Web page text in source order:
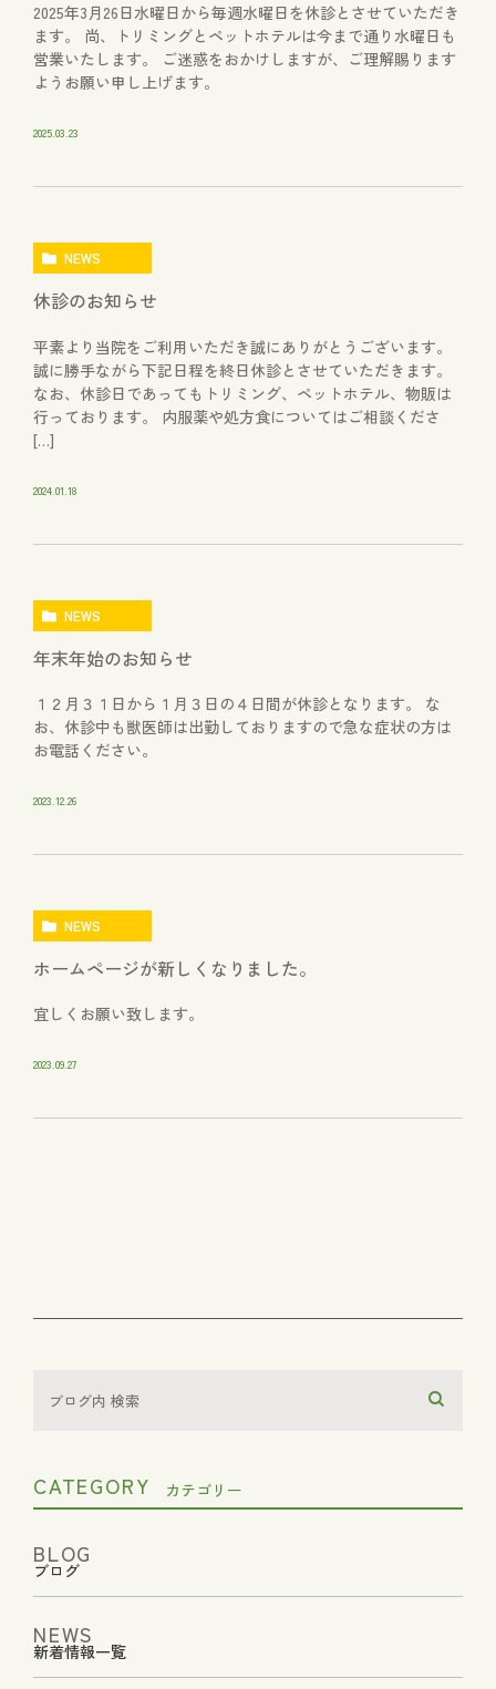
2025年3月26日水曜日から毎週水曜日を休診とさせていただき
ます。 尚、トリミングとペットホテルは今まで通り水曜日も
営業いたします。 ご迷惑をおかけしますが、ご理解賜ります
ようお願い申し上げます。
2025.03.23
NEWS
休診のお知らせ
平素より当院をご利用いただき誠にありがとうございます。
誠に勝手ながら下記日程を終日休診とさせていただきます。
なお、休診日であってもトリミング、ペットホテル、物販は
行っております。 内服薬や処方食についてはご相談くださ
[…]
2024.01.18
NEWS
年末年始のお知らせ
１２月３１日から１月３日の４日間が休診となります。 な
お、休診中も獣医師は出勤しておりますので急な症状の方は
お電話ください。
2023.12.26
NEWS
ホームページが新しくなりました。
宜しくお願い致します。
2023.09.27
CATEGORY カテゴリー
BLOG
ブログ
NEWS
新着情報一覧